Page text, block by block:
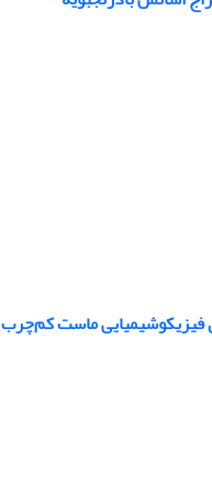
فیزیکوشیمیایی ماست کم‌چرب